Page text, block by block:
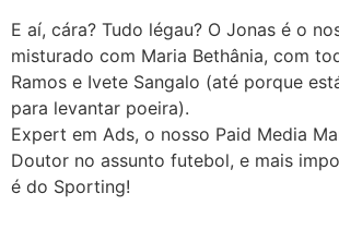
E aí, cára? Tudo légau? O Jonas é o
misturado com Maria Bethânia, com
Ramos e Ivete Sangalo (até porque
para levantar poeira).
Expert em Ads, o nosso Paid Media
Doutor no assunto futebol, e mais
é do Sporting!